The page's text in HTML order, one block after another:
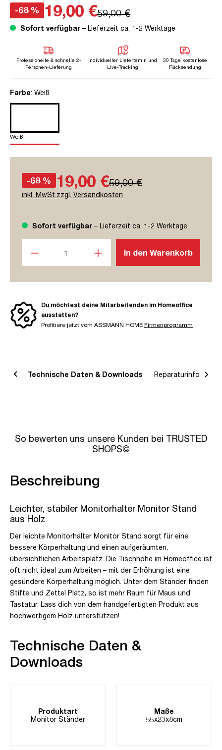
-68 % 19,00 €59,00 €
Sofort verfügbar – Lieferzeit ca. 1-2 Werktage
Professionelle & schnelle 2-
Personen-Lieferung
Individueller Liefertemin und
Live-Tracking
30 Tage kostenlose
Rücksendung
Farbeauswählen
: Weiß
Weiß
-68 % 19,00 €59,00 €
inkl. MwSt.zzgl. Versandkosten
Sofort verfügbar – Lieferzeit ca. 1-2 Werktage
In den Warenkorb
Du möchtest deine Mitarbeitenden im Homeoffice
ausstatten?
Profitiere jetzt vom ASSMANN HOME Firmenprogramm
Technische Daten & Downloads
So bewerten uns unsere Kunden bei TRUSTED
SHOPS©
Beschreibung
Leichter, stabiler Monitorhalter Monitor Stand
aus Holz
Der leichte Monitorhalter Monitor Stand sorgt für eine
bessere Körperhaltung und einen aufgeräumten,
übersichtlichen Arbeitsplatz. Die Tischhöhe im Homeoffice ist
oft nicht ideal zum Arbeiten – mit der Erhöhung ist eine
gesündere Körperhaltung möglich. Unter dem Ständer finden
Stifte und Zettel Platz, so ist mehr Raum für Maus und
Tastatur. Lass dich von dem handgefertigten Produkt aus
hochwertigem Holz unterstützen!
Technische Daten &
Downloads
Produktart
Monitor Ständer
Maße
55x23x8cm